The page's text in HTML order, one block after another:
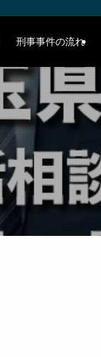
刑事事件の流れ